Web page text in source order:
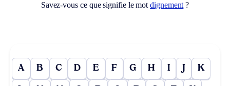
Savez-vous ce que signifie le motdignement ?
A B C D E F G H I J K